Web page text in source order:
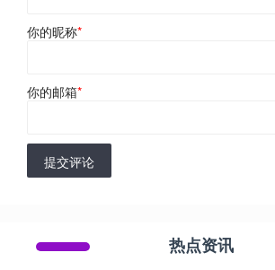
你的昵称*
你的邮箱*
提交评论
热点资讯